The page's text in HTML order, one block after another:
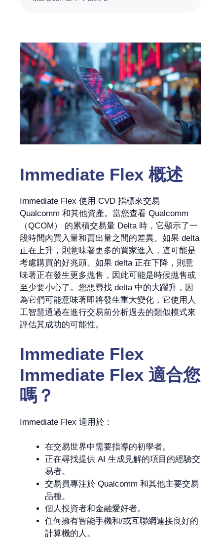
Immediate Flex 概述
Immediate Flex 使用 CVD 指標來交易
Qualcomm 和其他資產。當您查看 Qualcomm
（QCOM） 的累積交易量 Delta 時，它顯示了一
段時間內買入量和賣出量之間的差異。如果 delta
正在上升，則意味著更多的買家進入，這可能是
考慮購買的好兆頭。如果 delta 正在下降，則意
味著正在發生更多拋售，因此可能是時候拋售或
至少要小心了。您想尋找 delta 中的大躍升，因
為它們可能意味著即將發生重大變化，它使用人
工智慧通過在進行交易前分析過去的類似模式來
評估其成功的可能性。
Immediate Flex
Immediate Flex 適合您
嗎？
Immediate Flex 適用於：
在交易世界中需要指導的初學者。
正在尋找提供 AI 生成見解的項目的經驗交
易者。
交易員專注於 Qualcomm 和其他主要交易
品種。
個人投資者和金融愛好者。
任何擁有智能手機和/或互聯網連接良好的
計算機的人。